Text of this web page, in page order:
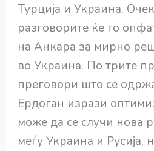
Турција и Украина.
разговорите ќе го
на Анкара за мирно
во Украина. По трите
преговори што се
Ердоган изрази
може да се случи нова
меѓу Украина и Русија,